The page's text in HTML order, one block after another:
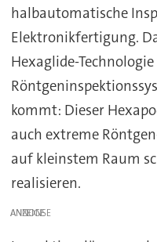
halbautomatische
Elektronikfertigung.
Hexaglide-
kommt: Dieser
auch extreme
auf kleinstem Raum
realisieren.
ANZEIGE